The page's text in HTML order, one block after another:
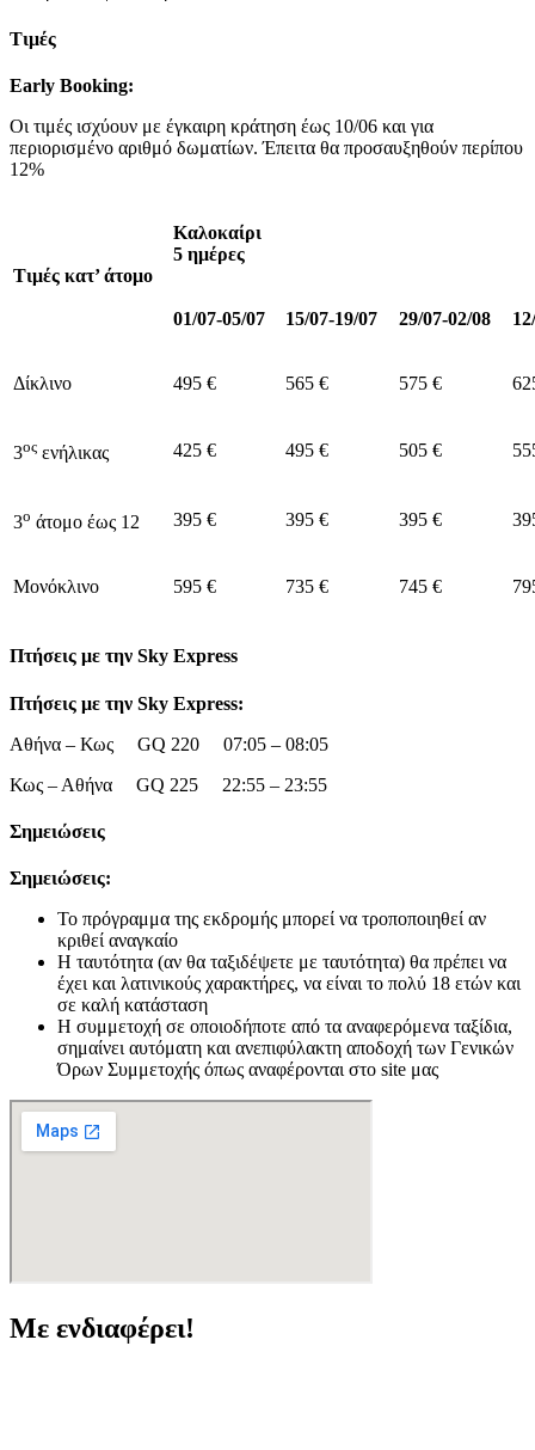
Τιμές
Early Booking:
Οι τιμές ισχύουν με έγκαιρη κράτηση έως 10/06 και για
περιορισμένο αριθμό δωματίων. Έπειτα θα προσαυξηθούν περίπου
12%
Τιμές κατ’ άτομο
Καλοκαίρι
5 ημέρες
01/07-05/07 15/07-19/07 29/07-02/08
Δίκλινο 495 € 565 € 575 €
3ος ενήλικας 425 € 495 € 505 €
3ο άτομο έως 12 395 € 395 € 395 €
Μονόκλινο 595 € 735 € 745 €
Πτήσεις με την Sky Express
Πτήσεις με την Sky Express:
Αθήνα – Κως GQ 220 07:05 – 08:05
Κως – Αθήνα GQ 225 22:55 – 23:55
Σημειώσεις
Σημειώσεις:
Το πρόγραμμα της εκδρομής μπορεί να τροποποιηθεί αν
κριθεί αναγκαίο
Η ταυτότητα (αν θα ταξιδέψετε με ταυτότητα) θα πρέπει να
έχει και λατινικούς χαρακτήρες, να είναι το πολύ 18 ετών και
σε καλή κατάσταση
Η συμμετοχή σε οποιοδήποτε από τα αναφερόμενα ταξίδια,
σημαίνει αυτόματη και ανεπιφύλακτη αποδοχή των Γενικών
Όρων Συμμετοχής όπως αναφέρονται στο site μας
Με ενδιαφέρει!